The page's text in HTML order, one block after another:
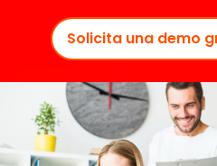
Solicita una demo